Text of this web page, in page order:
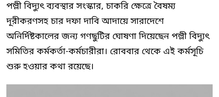
পল্লী বিদ্যুৎ ব্যবস্থার সংস্কার, চাকরি ক্ষেত্রে বৈষম্য
দূরীকরণসহ চার দফা দাবি আদায়ে সারাদেশে
অনির্দিষ্টকালের জন্য গণছুটির ঘোষণা দিয়েছেন পল্লী বিদ্যুৎ
সমিতির কর্মকর্তা-কর্মচারীরা। রোববার থেকে এই কর্মসূচি
শুরু হওয়ার কথা রয়েছে।